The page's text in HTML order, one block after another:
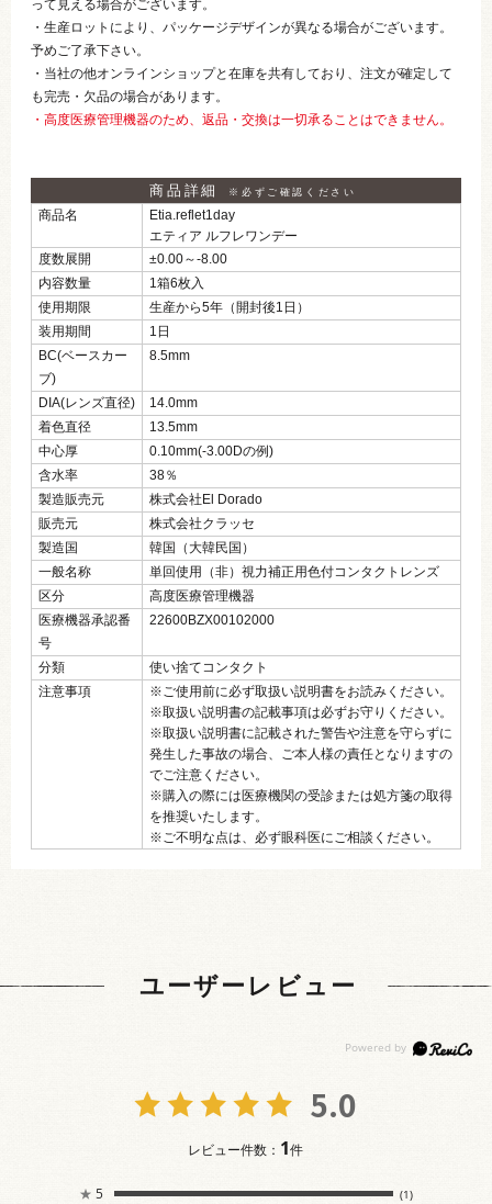
って見える場合がございます。
・生産ロットにより、パッケージデザインが異なる場合がございます。
予めご了承下さい。
・当社の他オンラインショップと在庫を共有しており、注文が確定して
も完売・欠品の場合があります。
・高度医療管理機器のため、返品・交換は一切承ることはできません。
商品詳細 ※必ずご確認ください
商品名
Etia.reflet1day
エティア ルフレワンデー
度数展開
±0.00～‐8.00
内容数量
1箱6枚入
使用期限
生産から5年（開封後1日）
装用期間
1日
BC(ベースカー
ブ)
8.5mm
DIA(レンズ直径)
14.0mm
着色直径
13.5mm
中心厚
0.10mm(-3.00Dの例)
含水率
38％
製造販売元
株式会社El Dorado
販売元
株式会社クラッセ
製造国
韓国（大韓民国）
一般名称
単回使用（非）視力補正用色付コンタクトレンズ
区分
高度医療管理機器
医療機器承認番
号
22600BZX00102000
分類
使い捨てコンタクト
注意事項
※ご使用前に必ず取扱い説明書をお読みください。
※取扱い説明書の記載事項は必ずお守りください。
※取扱い説明書に記載された警告や注意を守らずに
発生した事故の場合、ご本人様の責任となりますの
でご注意ください。
※購入の際には医療機関の受診または処方箋の取得
を推奨いたします。
※ご不明な点は、必ず眼科医にご相談ください。
ユーザーレビュー
5.0
レビュー件数： 1件
★ 5 (1)